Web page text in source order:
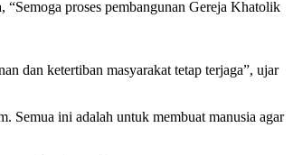
proses pembangunan Gereja Khatolik
dan ketertiban masyarakat tetap terjaga”, ujar
Semua ini adalah untuk membuat manusia agar